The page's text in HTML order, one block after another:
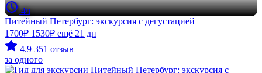
4ч
Питейный Петербург: экскурсия с дегустацией
1700₽ 1530₽ ещё 21 дн
4.9 351 отзыв
за одного